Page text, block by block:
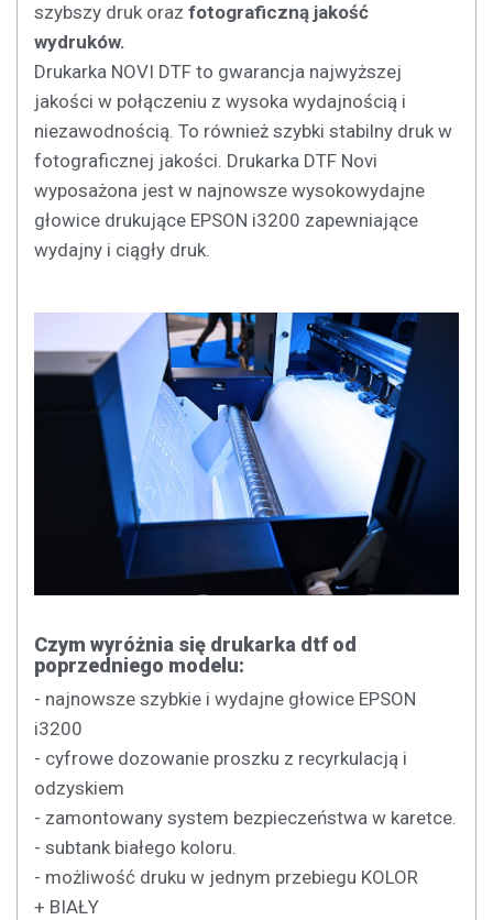
szybszy druk oraz fotograficzną jakość
wydruków.
Drukarka NOVI DTF to gwarancja najwyższej
jakości w połączeniu z wysoka wydajnością i
niezawodnością. To również szybki stabilny druk w
fotograficznej jakości. Drukarka DTF Novi
wyposażona jest w najnowsze wysokowydajne
głowice drukujące EPSON i3200 zapewniające
wydajny i ciągły druk.
Czym wyróżnia się drukarka dtf od
poprzedniego modelu:
- najnowsze szybkie i wydajne głowice EPSON
i3200
- cyfrowe dozowanie proszku z recyrkulacją i
odzyskiem
- zamontowany system bezpieczeństwa w karetce.
- subtank białego koloru.
- możliwość druku w jednym przebiegu KOLOR
+ BIAŁY